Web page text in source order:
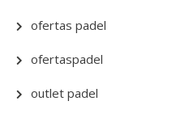
ofertas padel
ofertaspadel
outlet padel